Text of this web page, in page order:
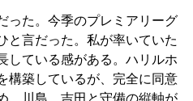
た。今季のプレミアリーグ
と言だった。私が率いていた
している感がある。ハリルホ
構築しているが、完全に同意